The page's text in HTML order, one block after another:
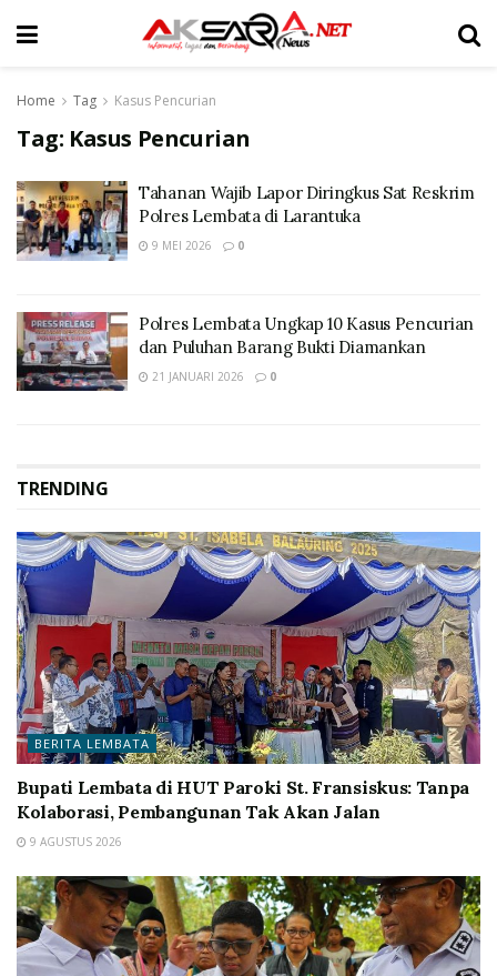
Home Tag Kasus Pencurian
Tag: Kasus Pencurian
Tahanan Wajib Lapor Diringkus Sat Reskrim
Polres Lembata di Larantuka
9 MEI 2026 0
Polres Lembata Ungkap 10 Kasus Pencurian
dan Puluhan Barang Bukti Diamankan
21 JANUARI 2026 0
TRENDING
BERITA LEMBATA
Bupati Lembata di HUT Paroki St. Fransiskus: Tanpa
Kolaborasi, Pembangunan Tak Akan Jalan
9 AGUSTUS 2026